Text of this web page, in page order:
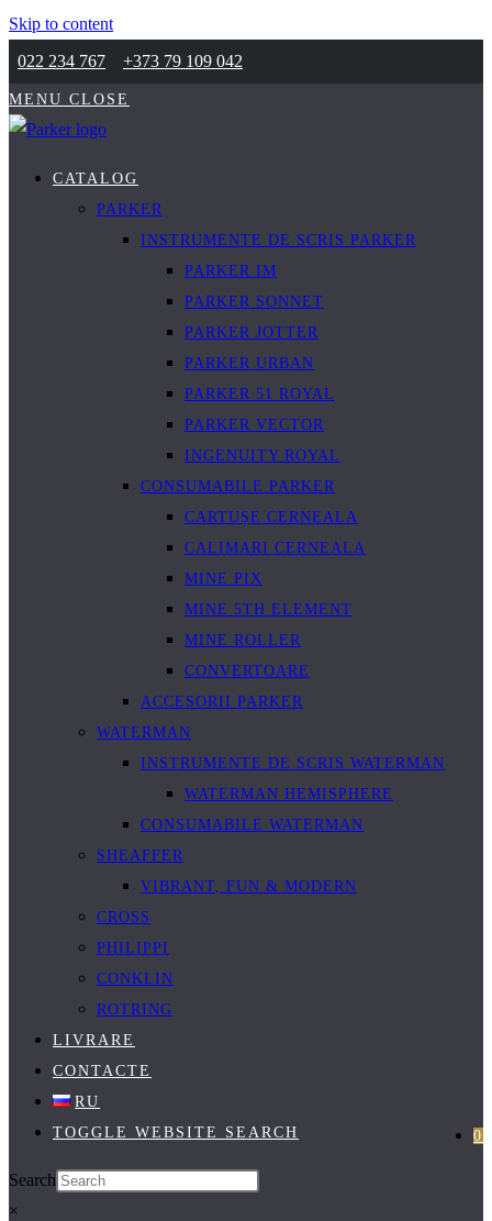
Skip to content
022 234 767
+373 79 109 042
MENU CLOSE
CATALOG
PARKER
INSTRUMENTE DE SCRIS PARKER
PARKER IM
PARKER SONNET
PARKER JOTTER
PARKER URBAN
PARKER 51 ROYAL
PARKER VECTOR
INGENUITY ROYAL
CONSUMABILE PARKER
CARTUȘE CERNEALA
CALIMARI CERNEALA
MINE PIX
MINE 5TH ELEMENT
MINE ROLLER
CONVERTOARE
ACCESORII PARKER
WATERMAN
INSTRUMENTE DE SCRIS WATERMAN
WATERMAN HEMISPHERE
CONSUMABILE WATERMAN
SHEAFFER
VIBRANT, FUN & MODERN
CROSS
PHILIPPI
CONKLIN
ROTRING
LIVRARE
CONTACTE
RU
0
TOGGLE WEBSITE SEARCH
Search
×